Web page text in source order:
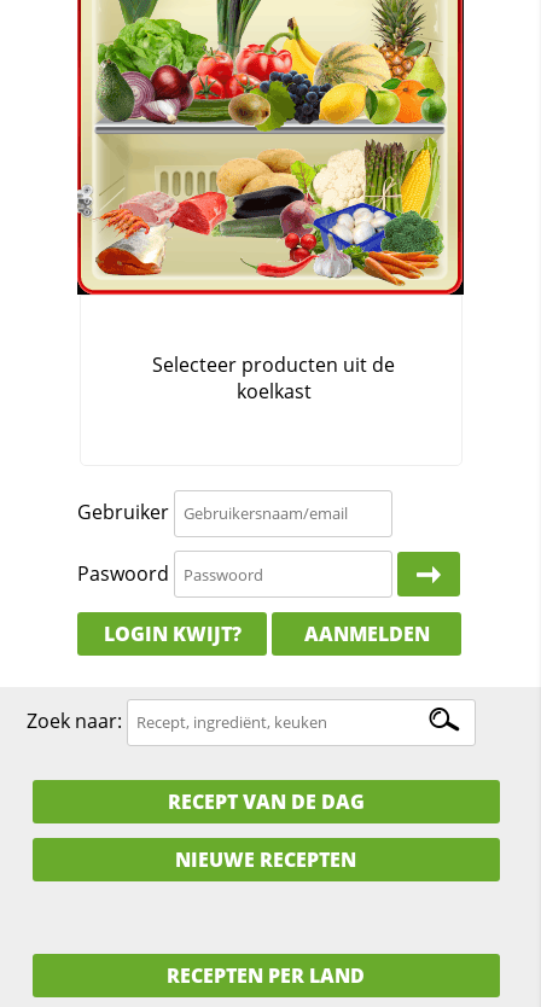
Gebruiker
Paswoord
LOGIN KWIJT? AANMELDEN
Zoek naar:
RECEPT VAN DE DAG
NIEUWE RECEPTEN
RECEPTEN PER LAND